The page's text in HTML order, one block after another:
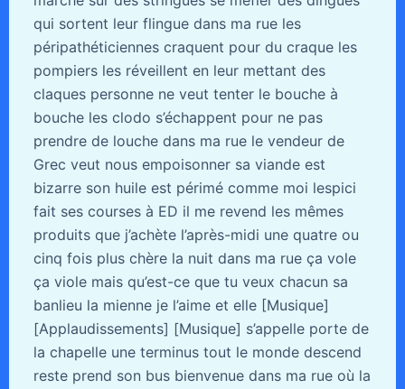
qui sortent leur flingue dans ma rue les
péripathéticiennes craquent pour du craque les
pompiers les réveillent en leur mettant des
claques personne ne veut tenter le bouche à
bouche les clodo s’échappent pour ne pas
prendre de louche dans ma rue le vendeur de
Grec veut nous empoisonner sa viande est
bizarre son huile est périmé comme moi lespici
fait ses courses à ED il me revend les mêmes
produits que j’achète l’après-midi une quatre ou
cinq fois plus chère la nuit dans ma rue ça vole
ça viole mais qu’est-ce que tu veux chacun sa
banlieu la mienne je l’aime et elle [Musique]
[Applaudissements] [Musique] s’appelle porte de
la chapelle une terminus tout le monde descend
reste prend son bus bienvenue dans ma rue où la